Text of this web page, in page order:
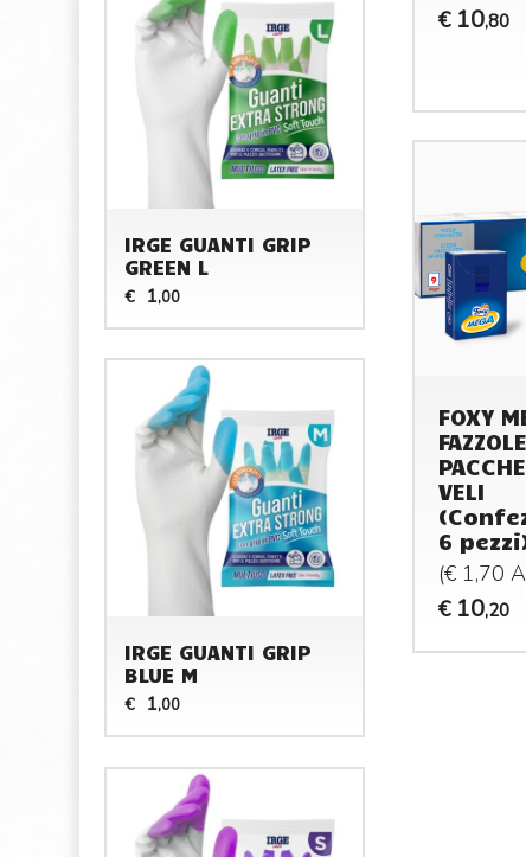
€ 10,80
FOXY
VELI
6
(€ 1,70
€ 10,20
IRGE GUANTI GRIP
GREEN L
€ 1,00
IRGE GUANTI GRIP
BLUE M
€ 1,00